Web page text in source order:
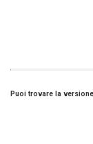
Puoi trovare la